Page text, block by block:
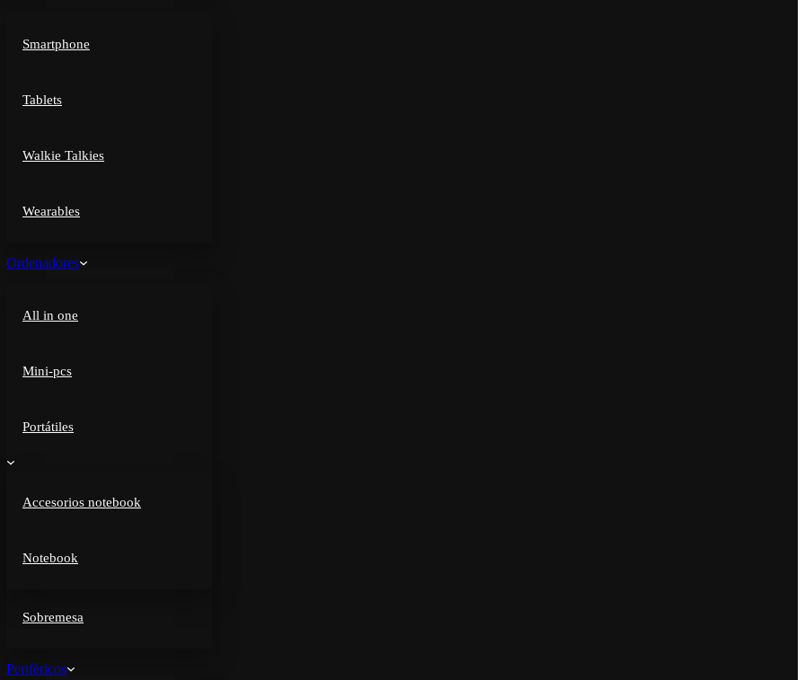
Smartphone
Tablets
Walkie Talkies
Wearables
Ordenadores
All in one
Mini-pcs
Portátiles
Accesorios notebook
Notebook
Sobremesa
Periféricos